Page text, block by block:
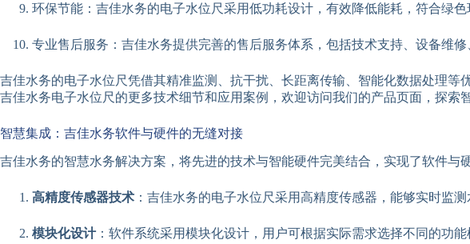
环保节能：吉佳水务的电子水位尺采用低功耗设计，有效降低能耗，符合绿色
专业售后服务：吉佳水务提供完善的售后服务体系，包括技术支持、设备维
吉佳水务的电子水位尺凭借其精准监测、抗干扰、长距离传输、智能化数据处理
吉佳水务电子水位尺的更多技术细节和应用案例，欢迎访问我们的产品页面，探索
智慧集成：吉佳水务软件与硬件的无缝对接
吉佳水务的智慧水务解决方案，将先进的技术与智能硬件完美结合，实现了软件
高精度传感器技术 ：吉佳水务的电子水位尺采用高精度传感器，能够实时监
模块化设计：软件系统采用模块化设计，用户可根据实际需求选择不同的功